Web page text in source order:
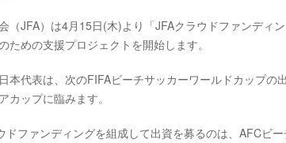
（JFA）は4月15日(木)より「JFAクラウドファンディ
ための支援プロジェクトを開始します。
本代表は、次のFIFAビーチサッカーワールドカップ
カップに臨みます。
ドファンディングを組成して出資を募るのは、AFCビ